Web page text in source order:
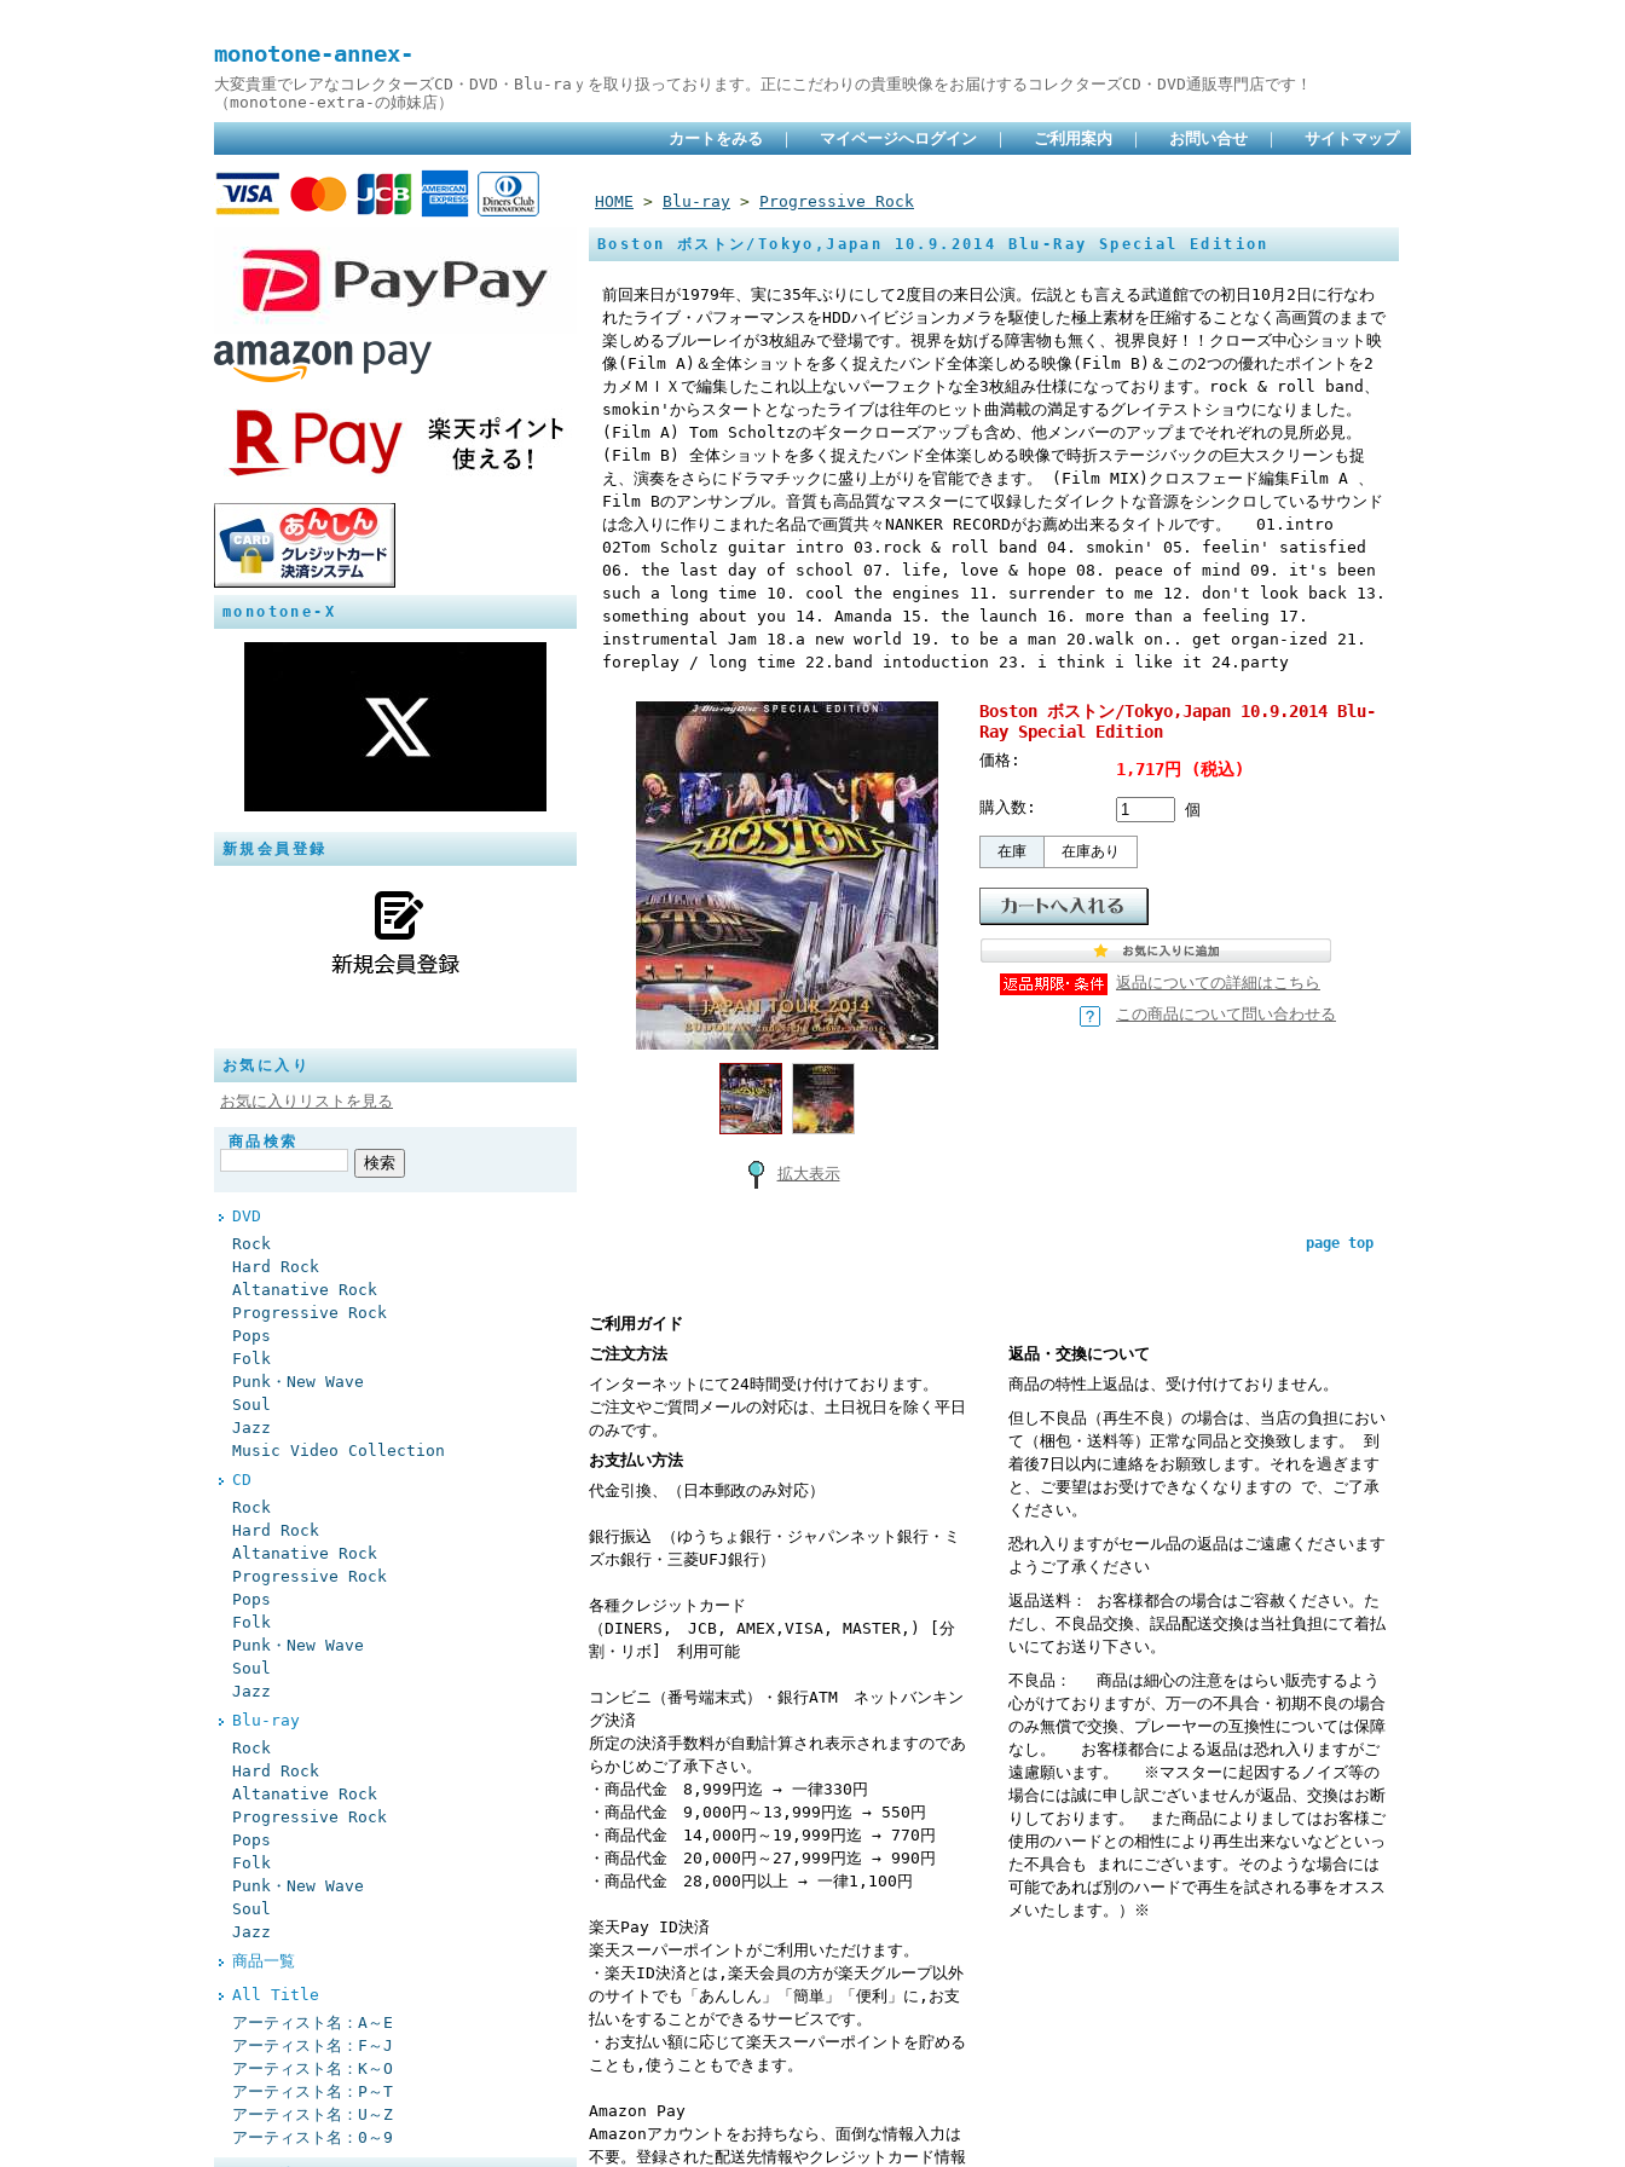
monotone-annex-
大変貴重でレアなコレクターズCD・DVD・Blu-raｙを取り扱っております。正にこだわりの貴重映像をお届けするコレクターズCD・DVD通販専門店です！
（monotone-extra-の姉妹店）
カートをみる ｜ マイページへログイン ｜ ご利用案内 ｜ お問い合せ ｜ サイトマップ
monotone-X
新規会員登録
お気に入り
お気に入りリストを見る
商品検索
DVD
Rock
Hard Rock
Altanative Rock
Progressive Rock
Pops
Folk
Punk・New Wave
Soul
Jazz
Music Video Collection
CD
Rock
Hard Rock
Altanative Rock
Progressive Rock
Pops
Folk
Punk・New Wave
Soul
Jazz
Blu-ray
Rock
Hard Rock
Altanative Rock
Progressive Rock
Pops
Folk
Punk・New Wave
Soul
Jazz
商品一覧
All Title
アーティスト名：A～E
アーティスト名：F～J
アーティスト名：K～O
アーティスト名：P～T
アーティスト名：U～Z
アーティスト名：0～9
HOME > Blu-ray > Progressive Rock
Boston ボストン/Tokyo,Japan 10.9.2014 Blu-Ray Special Edition
前回来日が1979年、実に35年ぶりにして2度目の来日公演。伝説とも言える武道館での初日10月2日に行なわ
れたライブ・パフォーマンスをHDDハイビジョンカメラを駆使した極上素材を圧縮することなく高画質のままで
楽しめるブルーレイが3枚組みで登場です。視界を妨げる障害物も無く、視界良好！！クローズ中心ショット映
像(Film A)＆全体ショットを多く捉えたバンド全体楽しめる映像(Film B)＆この2つの優れたポイントを2
カメＭＩＸで編集したこれ以上ないパーフェクトな全3枚組み仕様になっております。rock & roll band、
smokin'からスタートとなったライブは往年のヒット曲満載の満足するグレイテストショウになりました。
(Film A) Tom Scholtzのギタークローズアップも含め、他メンバーのアップまでそれぞれの見所必見。
(Film B) 全体ショットを多く捉えたバンド全体楽しめる映像で時折ステージバックの巨大スクリーンも捉
え、演奏をさらにドラマチックに盛り上がりを官能できます。 (Film MIX)クロスフェード編集Film A 、
Film Bのアンサンブル。音質も高品質なマスターにて収録したダイレクトな音源をシンクロしているサウンド
は念入りに作りこまれた名品で画質共々NANKER RECORDがお薦め出来るタイトルです。 01.intro
02Tom Scholz guitar intro 03.rock & roll band 04. smokin' 05. feelin' satisfied
06. the last day of school 07. life, love & hope 08. peace of mind 09. it's been
such a long time 10. cool the engines 11. surrender to me 12. don't look back 13.
something about you 14. Amanda 15. the launch 16. more than a feeling 17.
instrumental Jam 18.a new world 19. to be a man 20.walk on.. get organ-ized 21.
foreplay / long time 22.band intoduction 23. i think i like it 24.party
拡大表示
Boston ボストン/Tokyo,Japan 10.9.2014 Blu-
Ray Special Edition
価格: 1,717円 (税込)
購入数: 個
在庫 在庫あり
返品についての詳細はこちら
この商品について問い合わせる
page top
ご利用ガイド
ご注文方法
インターネットにて24時間受け付けております。
ご注文やご質問メールの対応は、土日祝日を除く平日
のみです。
お支払い方法
代金引換、（日本郵政のみ対応）
銀行振込 （ゆうちょ銀行・ジャパンネット銀行・ミ
ズホ銀行・三菱UFJ銀行）
各種クレジットカード
（DINERS, JCB, AMEX,VISA, MASTER,) [分
割・リボ] 利用可能
コンビニ（番号端末式）・銀行ATM ネットバンキン
グ決済
所定の決済手数料が自動計算され表示されますのであ
らかじめご了承下さい。
・商品代金 8,999円迄 → 一律330円
・商品代金 9,000円～13,999円迄 → 550円
・商品代金 14,000円～19,999円迄 → 770円
・商品代金 20,000円～27,999円迄 → 990円
・商品代金 28,000円以上 → 一律1,100円
楽天Pay ID決済
楽天スーパーポイントがご利用いただけます。
・楽天ID決済とは,楽天会員の方が楽天グループ以外
のサイトでも「あんしん」「簡単」「便利」に,お支
払いをすることができるサービスです。
・お支払い額に応じて楽天スーパーポイントを貯める
ことも,使うこともできます。
Amazon Pay
Amazonアカウントをお持ちなら、面倒な情報入力は
不要。登録された配送先情報やクレジットカード情報
返品・交換について
商品の特性上返品は、受け付けておりません。
但し不良品（再生不良）の場合は、当店の負担におい
て（梱包・送料等）正常な同品と交換致します。 到
着後7日以内に連絡をお願致します。それを過ぎます
と、ご要望はお受けできなくなりますの で、ご了承
ください。
恐れ入りますがセール品の返品はご遠慮くださいます
ようご了承ください
返品送料： お客様都合の場合はご容赦ください。た
だし、不良品交換、誤品配送交換は当社負担にて着払
いにてお送り下さい。
不良品： 商品は細心の注意をはらい販売するよう
心がけておりますが、万一の不具合・初期不良の場合
のみ無償で交換、プレーヤーの互換性については保障
なし。 お客様都合による返品は恐れ入りますがご
遠慮願います。 ※マスターに起因するノイズ等の
場合には誠に申し訳ございませんが返品、交換はお断
りしております。 また商品によりましてはお客様ご
使用のハードとの相性により再生出来ないなどといっ
た不具合も まれにございます。そのような場合には
可能であれば別のハードで再生を試される事をオスス
メいたします。）※